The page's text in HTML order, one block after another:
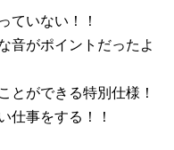
ていない！！
音がポイントだったよ
とができる特別仕様！
仕事をする！！